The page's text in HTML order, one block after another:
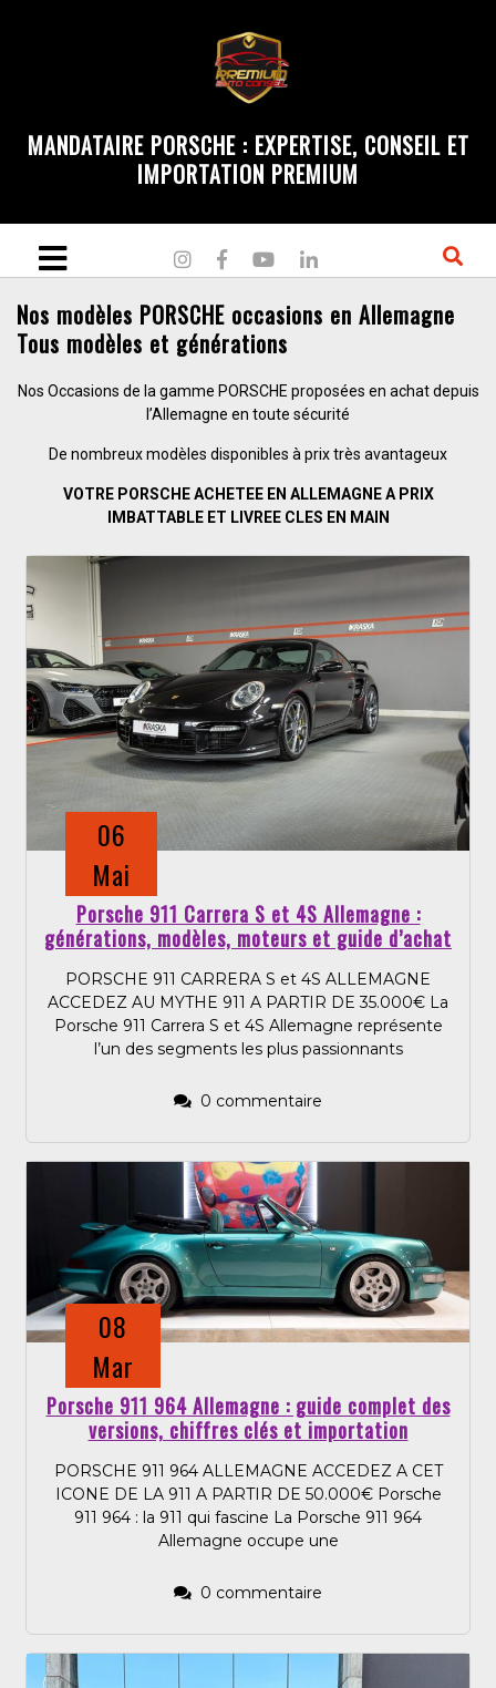
MANDATAIRE PORSCHE : EXPERTISE, CONSEIL ET
IMPORTATION PREMIUM
Nos modèles PORSCHE occasions en Allemagne
Tous modèles et générations
Nos Occasions de la gamme PORSCHE proposées en achat depuis
l’Allemagne en toute sécurité
De nombreux modèles disponibles à prix très avantageux
VOTRE PORSCHE ACHETEE EN ALLEMAGNE A PRIX
IMBATTABLE ET LIVREE CLES EN MAIN
06
Mai
Porsche 911 Carrera S et 4S Allemagne :
générations, modèles, moteurs et guide d’achat
PORSCHE 911 CARRERA S et 4S ALLEMAGNE
ACCEDEZ AU MYTHE 911 A PARTIR DE 35.000€ La
Porsche 911 Carrera S et 4S Allemagne représente
l’un des segments les plus passionnants
0 commentaire
08
Mar
Porsche 911 964 Allemagne : guide complet des
versions, chiffres clés et importation
PORSCHE 911 964 ALLEMAGNE ACCEDEZ A CET
ICONE DE LA 911 A PARTIR DE 50.000€ Porsche
911 964 : la 911 qui fascine La Porsche 911 964
Allemagne occupe une
0 commentaire